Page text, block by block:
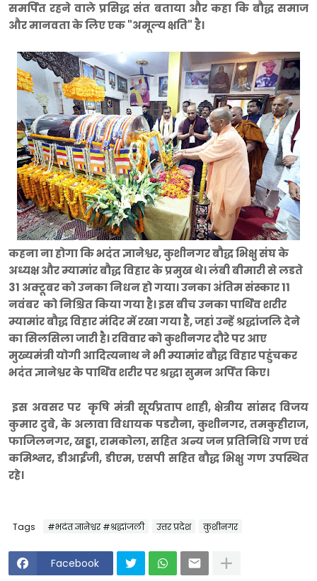
समर्पित रहने वाले प्रसिद्ध संत बताया और कहा कि बौद्ध समाज
और मानवता के लिए एक "अमूल्य क्षति" है।
कहना ना होगा कि भदंत ज्ञानेश्वर, कुशीनगर बौद्ध भिक्षु संघ के
अध्यक्ष और म्यामांर बौद्ध विहार के प्रमुख थे। लंबी बीमारी से लडते
31 अक्टूबर को उनका निधन हो गया। उनका अंतिम संस्कार 11
नवंबर को निश्चित किया गया है। इस बीच उनका पार्थिव शरीर
म्यामांर बौद्ध विहार मंदिर में रखा गया है, जहां उन्हें श्रद्धांजलि देने
का सिलसिला जारी है। रविवार को कुशीनगर दौरे पर आए
मुख्यमंत्री योगी आदित्यनाथ ने भी म्यामांर बौद्ध विहार पहुंचकर
भदंत ज्ञानेश्वर के पार्थिव शरीर पर श्रद्धा सुमन अर्पित किए।
इस अवसर पर कृषि मंत्री सूर्यप्रताप शाही, क्षेत्रीय सांसद विजय
कुमार दुबे, के अलावा विधायक पडरौना, कुशीनगर, तमकुहीराज,
फाजिलनगर, खड्डा, रामकोला, सहित अन्य जन प्रतिनिधि गण एवं
कमिश्नर, डीआईजी, डीएम, एसपी सहित बौद्ध भिक्षु गण उपस्थित
रहे।
Tags #भदंत ज्ञानेश्वर #श्रद्धांजली उत्तर प्रदेश कुशीनगर
Facebook